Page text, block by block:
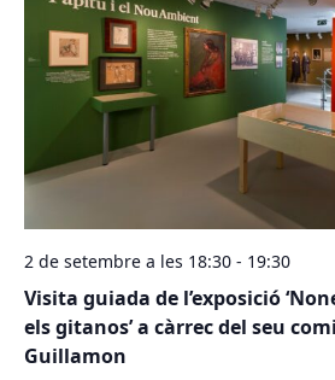
Visita guiada de l’exposició
els gitanos’ a càrrec del seu
Guillamon
2 de setembre a les 18:30- 19:30